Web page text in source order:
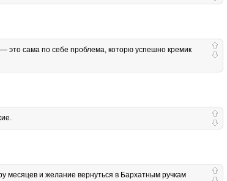
это сама по себе проблема, которю успешно кремик
месяцев и желание вернуться в Бархатным ручкам